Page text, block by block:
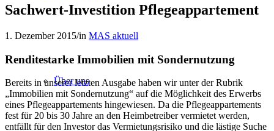
Über uns
Sachwert-Investition Pflegeappartement
1. Dezember 2015/in MAS aktuell
Renditestarke Immobilien mit Sondernutzung
Bereits in unserer letzten Ausgabe haben wir unter der Rubrik
„Immobilien mit Sondernutzung“ auf die Möglichkeit des Erwerbs
eines Pflegeappartements hingewiesen. Da die Pflegeappartements
fest für 20 bis 30 Jahre an den Heimbetreiber vermietet werden,
entfällt für den Investor das Vermietungsrisiko und die lästige Suche